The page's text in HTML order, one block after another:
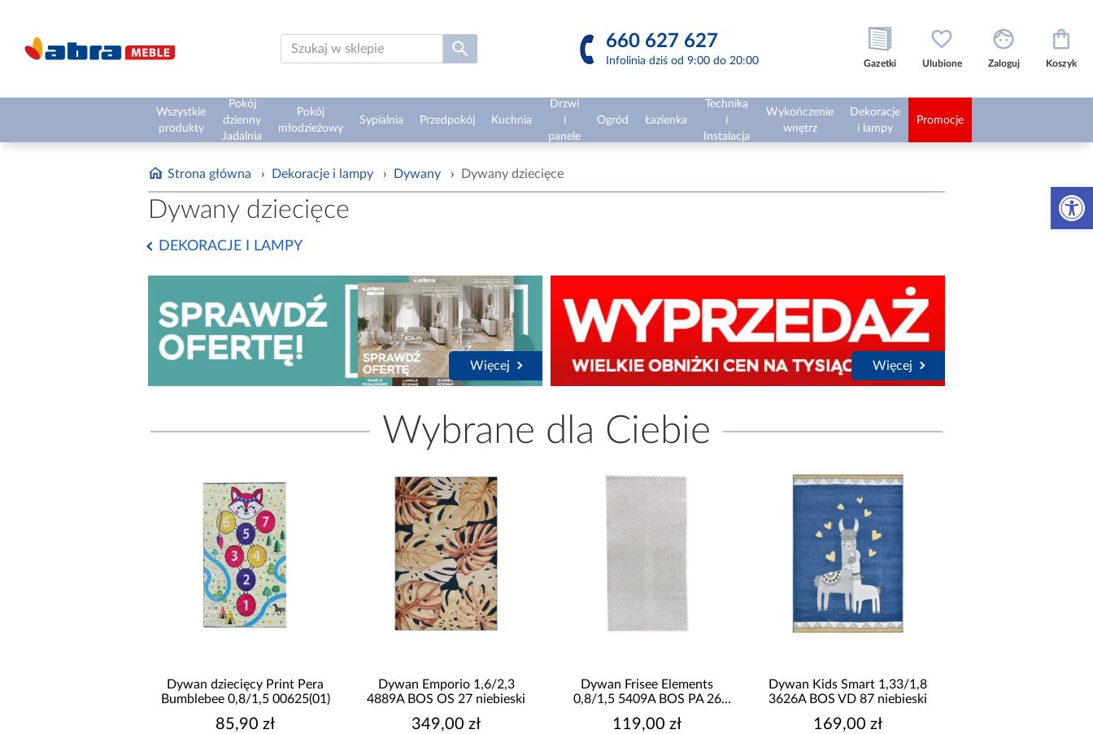
Otwórz
660 627 627
Infolinia dziś od 9:00 do 20:00 Gazetki Ulubione Zaloguj Koszyk
Wszystkie
produkty
Pokój
dzienny
Jadalnia
Pokój
młodzieżowy
Sypialnia Przedpokój Kuchnia
Drzwi
i
panele
Ogród Łazienka
Technika
i
Instalacja
Wykończenie
wnętrz
Dekoracje
i lampy
Promocje
Strona główna › Dekoracje i lampy › Dywany › Dywany dziecięce
Dywany dziecięce
DEKORACJE I LAMPY
Więcej Więcej
Wybrane dla Ciebie
Dywan dziecięcy Print Pera
Bumblebee 0,8/1,5 00625(01)
85,90 zł
Dywan Emporio 1,6/2,3
4889A BOS OS 27 niebieski
349,00 zł
Dywan Frisee Elements
0,8/1,5 5409A BOS PA 26
kremowy
119,00 zł
Dywan Kids Smart 1,33/1,8
3626A BOS VD 87 niebieski
169,00 zł